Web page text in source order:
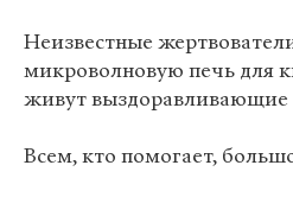
Неизвестные
микроволновую печь для
живут выздоравливающие
Всем, кто помогает,